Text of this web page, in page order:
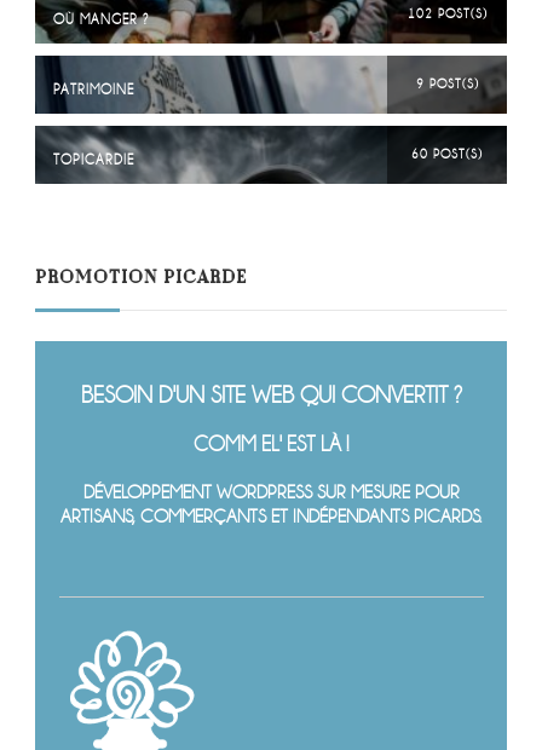
OÙ MANGER ? 102 POST(S)
PATRIMOINE 9 POST(S)
TOPICARDIE 60 POST(S)
PROMOTION PICARDE
BESOIN D'UN SITE WEB QUI CONVERTIT ?
COMM EL' EST LÀ !
DÉVELOPPEMENT WORDPRESS SUR MESURE POUR
ARTISANS, COMMERÇANTS ET INDÉPENDANTS PICARDS.